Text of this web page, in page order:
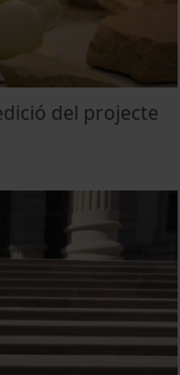
del projecte